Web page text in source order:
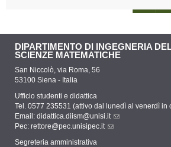
DIPARTIMENTO DI INGEGNERIA
SCIENZE MATEMATICHE
San Niccolò, via Roma, 56
53100 Siena - Italia
Ufficio studenti e didattica
Tel. 0577 235531 (attivo dal lunedì al venerdì in
Email: didattica.diism@unisi.it
Pec: rettore@pec.unisipec.it
Segreteria amministrativa